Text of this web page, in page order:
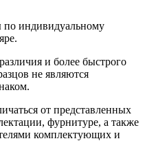
по индивидуальному
и более быстрого
не являются
от представленных
фурнитуре, а также
комплектующих и